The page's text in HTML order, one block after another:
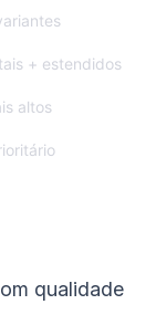
+ estendidos
altos
qualidade